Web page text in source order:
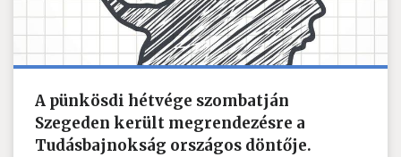
A pünkösdi hétvége szombatján
Szegeden került megrendezésre a
Tudásbajnokság országos döntője.